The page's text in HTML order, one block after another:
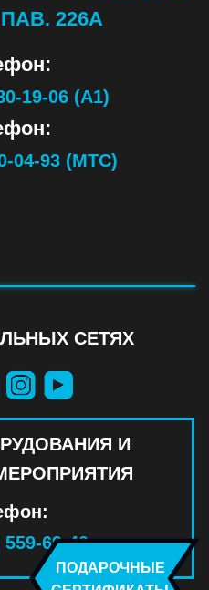
ПОДАРОЧНЫЕ
226А
19-06 (А1)
04-93 (МТС)
СЕТЯХ
И
69-40